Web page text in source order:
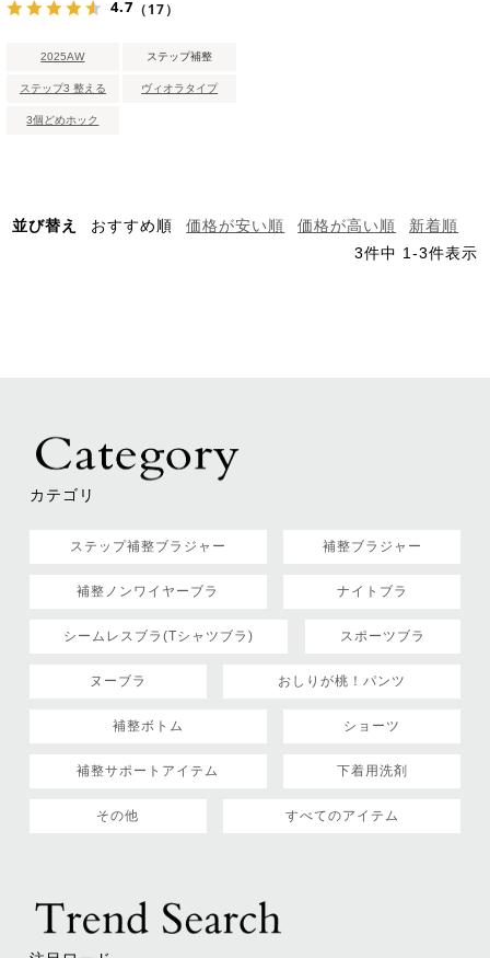
4.7 （17）
2025AW ステップ補整
ステップ3 整える ヴィオラタイプ
3個どめホック
並び替え おすすめ順 価格が安い順 価格が高い順
新着順
3件中 1 -3件表示
カテゴリ
ステップ補整ブラジャー 補整ブラジャー
補整ノンワイヤーブラ ナイトブラ
シームレスブラ(Tシャツブラ) スポーツブラ
ヌーブラ おしりが桃！パンツ
補整ボトム ショーツ
補整サポートアイテム 下着用洗剤
その他 すべてのアイテム